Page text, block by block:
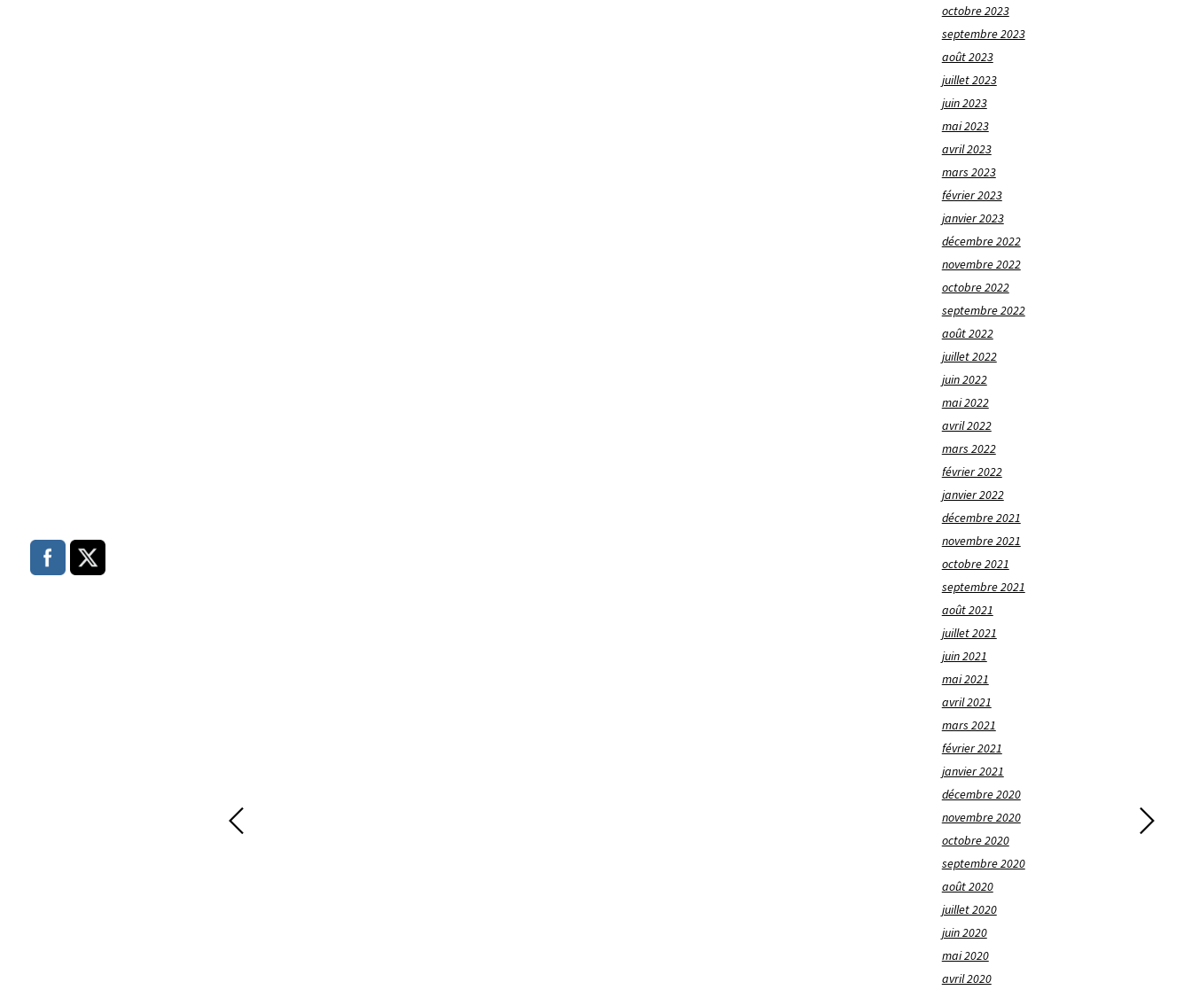
octobre 2023
septembre 2023
août 2023
juillet 2023
juin 2023
mai 2023
avril 2023
mars 2023
février 2023
janvier 2023
décembre 2022
novembre 2022
octobre 2022
septembre 2022
août 2022
juillet 2022
juin 2022
mai 2022
avril 2022
mars 2022
février 2022
janvier 2022
décembre 2021
novembre 2021
octobre 2021
septembre 2021
août 2021
juillet 2021
juin 2021
mai 2021
avril 2021
mars 2021
février 2021
janvier 2021
décembre 2020
novembre 2020
octobre 2020
septembre 2020
août 2020
juillet 2020
juin 2020
mai 2020
avril 2020